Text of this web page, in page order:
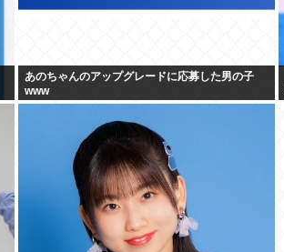
あのちゃんのアップグレードに応募した男の子
www